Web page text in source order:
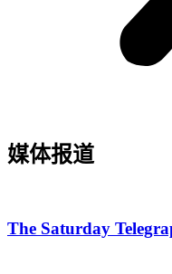
媒体报道
The Saturday